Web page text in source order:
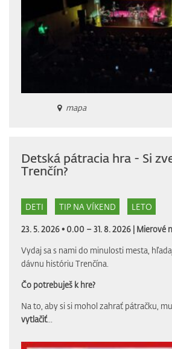
mapa
Detská pátracia hra - Si
Trenčín?
DETI TIP NA VÍKEND LETO
23. 5. 2026 • 0.00 – 31. 8. 2026 | Mierové
Vydaj sa s nami do minulosti mesta,
dávnu históriu Trenčína.
Čo potrebuješ k hre?
Na to, aby si si mohol zahrať pátračku,
vytlačiť...